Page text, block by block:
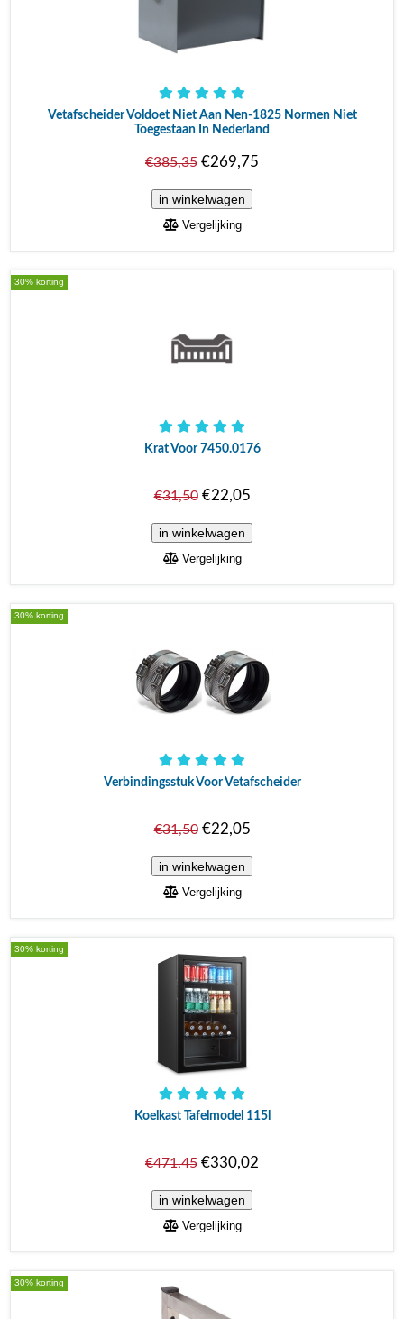
Vetafscheider Voldoet Niet Aan Nen-1825 Normen Niet
Toegestaan In Nederland
€385,35 €269,75
Vergelijking
30% korting
Krat Voor 7450.0176
€31,50€22,05
Vergelijking
30% korting
Verbindingsstuk Voor Vetafscheider
€31,50€22,05
Vergelijking
30% korting
Koelkast Tafelmodel 115l
€471,45 €330,02
Vergelijking
30% korting